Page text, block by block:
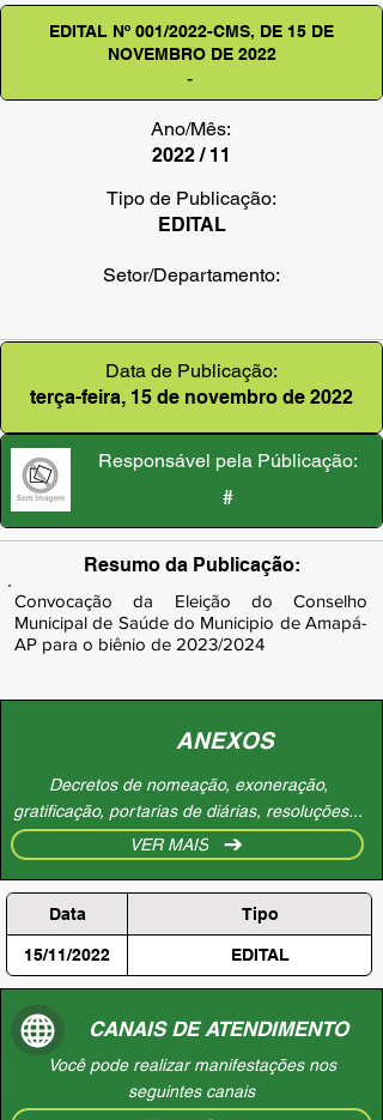
EDITAL Nº 001/2022-CMS, DE 15 DE
NOVEMBRO DE 2022
-
Ano/Mês:
2022 / 11
Tipo de Publicação:
EDITAL
Setor/Departamento:
Data de Publicação:
terça-feira, 15 de novembro de 2022
Responsável pela Públicação:
#
Resumo da Publicação:
Convocação da Eleição do Conselho
Municipal de Saúde do Municipio de Amapá-
AP para o biênio de 2023/2024
ANEXOS
Decretos de nomeação, exoneração,
gratificação, portarias de diárias, resoluções...
VER MAIS
Data Tipo
15/11/2022 EDITAL
CANAIS DE ATENDIMENTO
Você pode realizar manifestações nos
seguintes canais